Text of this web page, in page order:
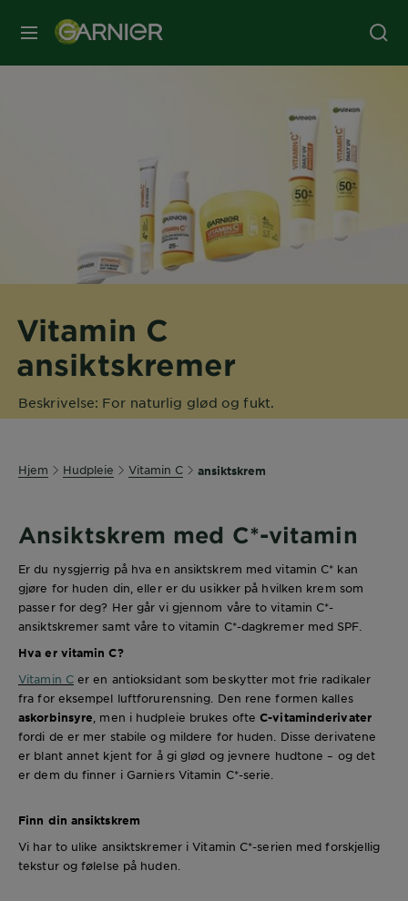
MENY
Vitamin C
ansiktskremer
Beskrivelse: For naturlig glød og fukt.
Hjem Hudpleie Vitamin C ansiktskrem
Ansiktskrem med C*-vitamin
Er du nysgjerrig på hva en ansiktskrem med vitamin C* kan
gjøre for huden din, eller er du usikker på hvilken krem som
passer for deg? Her går vi gjennom våre to vitamin C*-
ansiktskremer samt våre to vitamin C*-dagkremer med SPF.
Hva er vitamin C?
Vitamin Cer en antioksidant som beskytter mot frie radikaler
fra for eksempel luftforurensning. Den rene formen kalles
askorbinsyre , men i hudpleie brukes ofteC-vitaminderivater
fordi de er mer stabile og mildere for huden. Disse derivatene
er blant annet kjent for å gi glød og jevnere hudtone – og det
er dem du finner i Garniers Vitamin C*-serie.
Finn din ansiktskrem
Vi har to ulike ansiktskremer i Vitamin C*-serien med forskjellig
tekstur og følelse på huden.